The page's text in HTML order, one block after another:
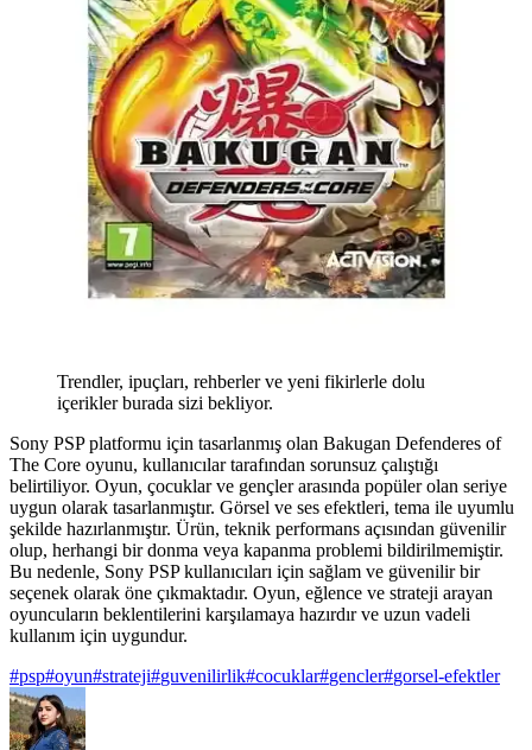
Trendler, ipuçları, rehberler ve yeni fikirlerle dolu
içerikler burada sizi bekliyor.
Sony PSP platformu için tasarlanmış olan Bakugan Defenderes of
The Core oyunu, kullanıcılar tarafından sorunsuz çalıştığı
belirtiliyor. Oyun, çocuklar ve gençler arasında popüler olan seriye
uygun olarak tasarlanmıştır. Görsel ve ses efektleri, tema ile uyumlu
şekilde hazırlanmıştır. Ürün, teknik performans açısından güvenilir
olup, herhangi bir donma veya kapanma problemi bildirilmemiştir.
Bu nedenle, Sony PSP kullanıcıları için sağlam ve güvenilir bir
seçenek olarak öne çıkmaktadır. Oyun, eğlence ve strateji arayan
oyuncuların beklentilerini karşılamaya hazırdır ve uzun vadeli
kullanım için uygundur.
#psp#oyun#strateji#guvenilirlik#cocuklar#gencler#gorsel-efektler